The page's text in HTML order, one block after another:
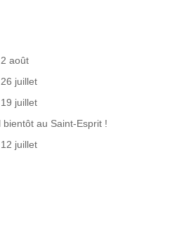
août
juillet
juillet
au Saint-Esprit !
juillet